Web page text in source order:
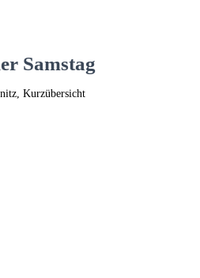
Samstag
Kurzübersicht